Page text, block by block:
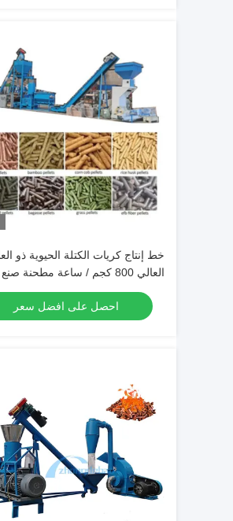
خط إنتاج كريات الكتلة الحيوية ذو
العالي 800 كجم / ساعة مطحنة
نشارة الخشب
احصل على افضل سعر